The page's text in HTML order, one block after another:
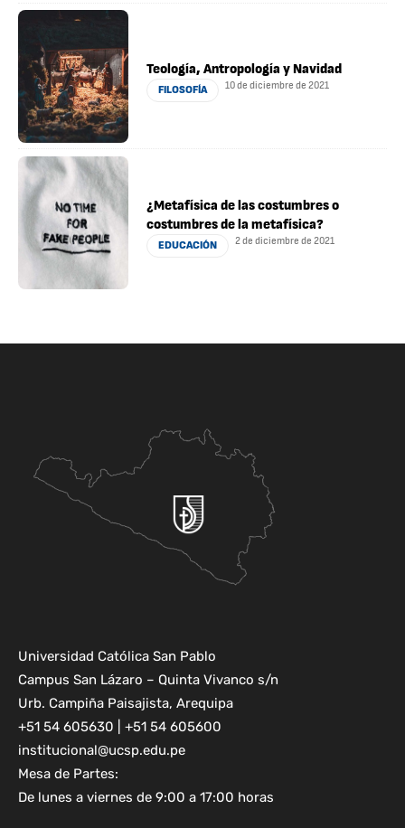
Teología, Antropología y Navidad
FILOSOFÍA 10 de diciembre de 2021
¿Metafísica de las costumbres o
costumbres de la metafísica?
EDUCACIÓN 2 de diciembre de 2021
Universidad Católica San Pablo
Campus San Lázaro – Quinta Vivanco s/n
Urb. Campiña Paisajista, Arequipa
+51 54 605630 | +51 54 605600
institucional@ucsp.edu.pe
Mesa de Partes:
De lunes a viernes de 9:00 a 17:00 horas